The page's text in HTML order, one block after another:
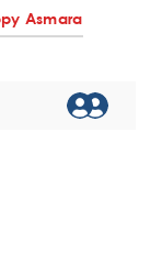
Asmara